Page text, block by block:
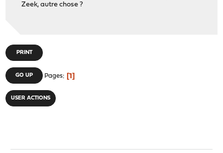
Zeek, autre chose ?
PRINT
GO UP Pages 1
USER ACTIONS